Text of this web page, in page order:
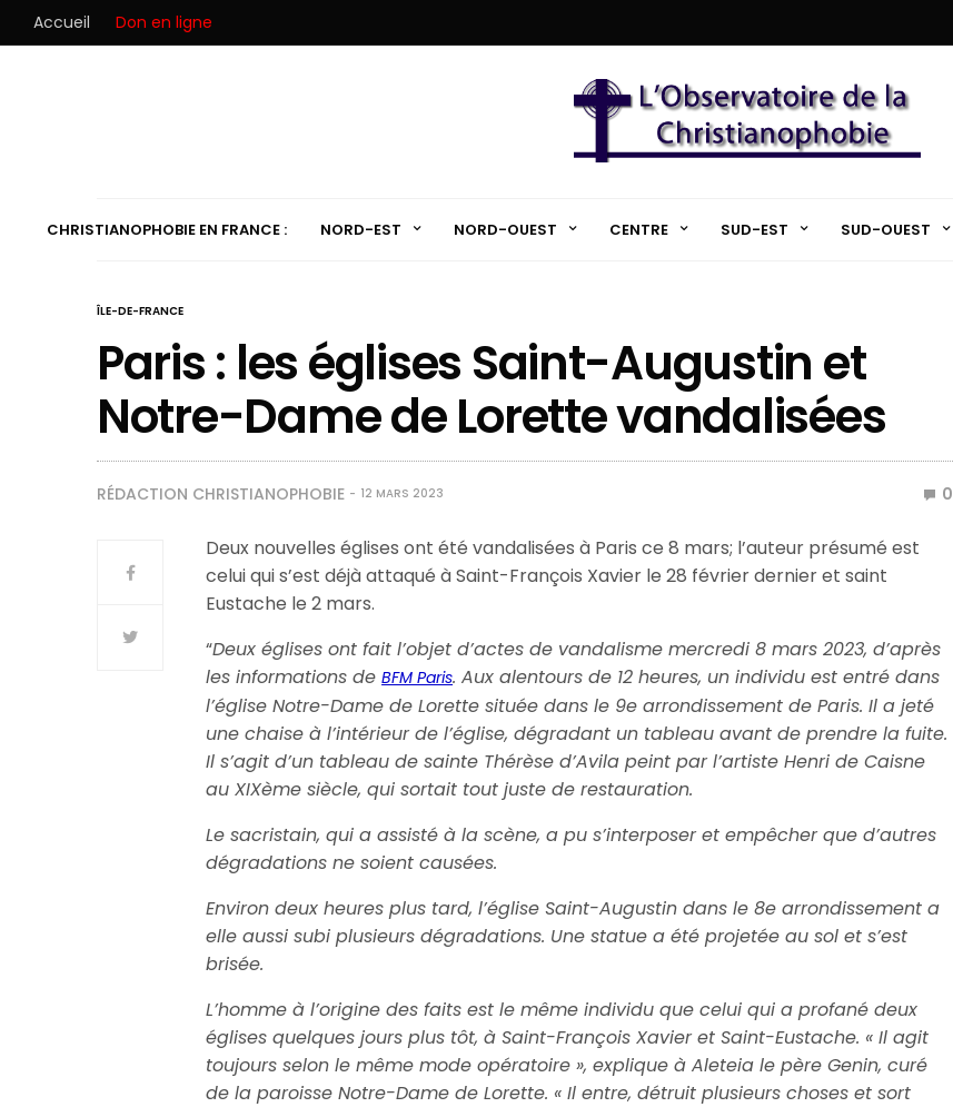
Accueil Don en ligne
CHRISTIANOPHOBIE EN FRANCE : NORD-EST NORD-OUEST CENTRE SUD-EST SUD-OUEST
ÎLE-DE-FRANCE
Paris : les églises Saint-Augustin et
Notre-Dame de Lorette vandalisées
RÉDACTION CHRISTIANOPHOBIE 12 MARS 2023 0
Deux nouvelles églises ont été vandalisées à Paris ce 8 mars; l’auteur présumé est
celui qui s’est déjà attaqué à Saint-François Xavier le 28 février dernier et saint
Eustache le 2 mars.
“Deux églises ont fait l’objet d’actes de vandalisme mercredi 8 mars 2023, d’après
les informations deBFM Paris. Aux alentours de 12 heures, un individu est entré dans
l’église Notre-Dame de Lorette située dans le 9e arrondissement de Paris. Il a jeté
une chaise à l’intérieur de l’église, dégradant un tableau avant de prendre la fuite.
Il s’agit d’un tableau de sainte Thérèse d’Avila peint par l’artiste Henri de Caisne
au XIXème siècle, qui sortait tout juste de restauration.
Le sacristain, qui a assisté à la scène, a pu s’interposer et empêcher que d’autres
dégradations ne soient causées.
Environ deux heures plus tard, l’église Saint-Augustin dans le 8e arrondissement a
elle aussi subi plusieurs dégradations. Une statue a été projetée au sol et s’est
brisée.
L’homme à l’origine des faits est le même individu que celui qui a profané deux
églises quelques jours plus tôt, à Saint-François Xavier et Saint-Eustache. « Il agit
toujours selon le même mode opératoire », explique à Aleteia le père Genin, curé
de la paroisse Notre-Dame de Lorette. « Il entre, détruit plusieurs choses et sort